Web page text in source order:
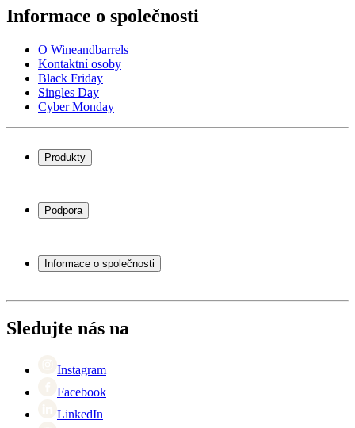
Informace o společnosti
O Wineandbarrels
Kontaktní osoby
Black Friday
Singles Day
Cyber Monday
Produkty
Stojany na víno
Vinný nábytek
Podpora
Servisní případ
Platba
Vrácení
Informace o společnosti
Black Friday
Singles Day
Sledujte nás na
Instagram
Facebook
LinkedIn